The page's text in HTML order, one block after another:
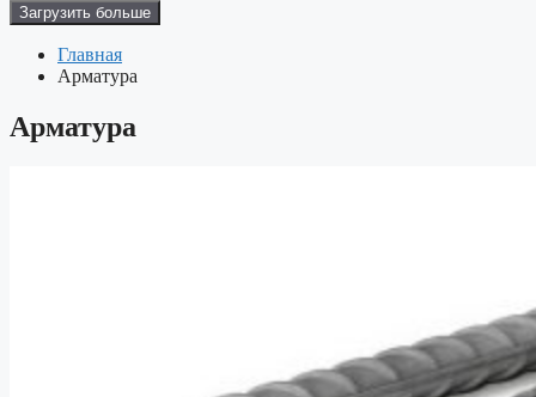
Загрузить больше
Главная
Арматура
Арматура